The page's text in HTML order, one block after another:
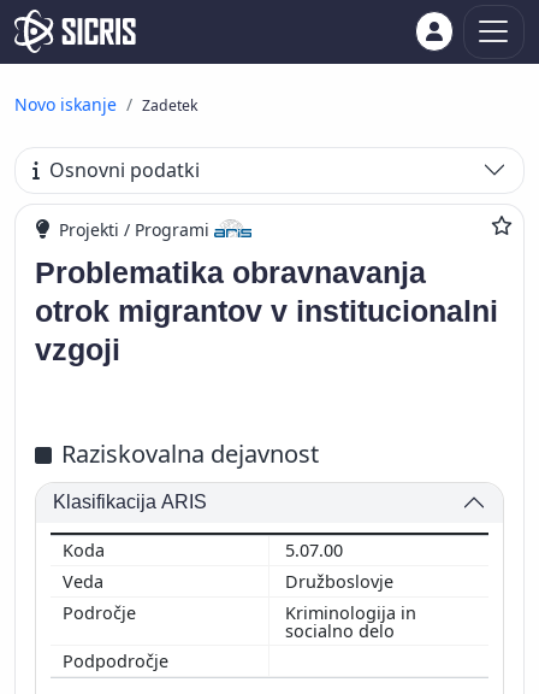
Novo iskanje Zadetek
Osnovni podatki
Projekti / Programi
Problematika obravnavanja
otrok migrantov v institucionalni
vzgoji
Raziskovalna dejavnost
Klasifikacija ARIS
5.07.00
Družboslovje
Kriminologija in
socialno delo